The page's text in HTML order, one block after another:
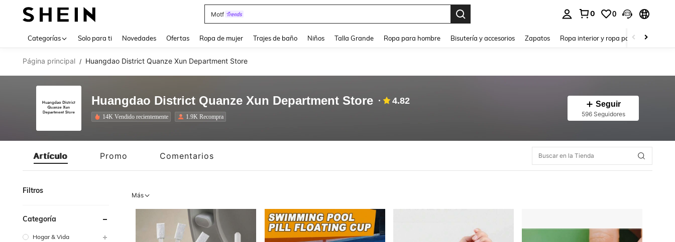
Motf
0 0
Categorías Solo para ti Novedades Ofertas Ropa de mujer Trajes de baño Niños Talla Grande Ropa para hombre Bisutería y accesorios Zapatos Ropa interior y ropa para dormir
Página principal / Huangdao District Quanze Xun Department Store
Huangdao District Quanze Xun Department Store 4.82
14K Vendido recientemente 1.9K Recompra
Seguir
596 Seguidores
Artículo Promo Comentarios
Filtros
Categoría
Hogar & Vida
Más